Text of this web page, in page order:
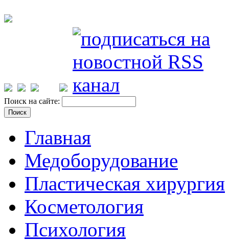
Поиск на сайте:
Главная
Медоборудование
Пластическая хирургия
Косметология
Психология